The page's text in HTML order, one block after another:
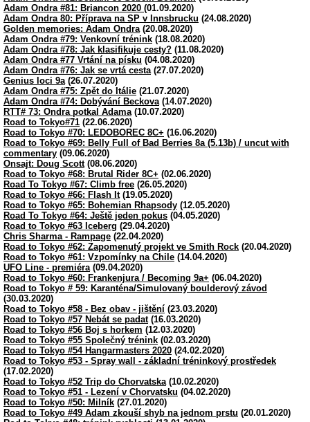
Adam Ondra #81: Briancon 2020 (01.09.2020)
Adam Ondra 80: Příprava na SP v Innsbrucku (24.08.2020)
Golden memories: Adam Ondra (20.08.2020)
Adam Ondra #79: Venkovní trénink (18.08.2020)
Adam Ondra #78: Jak klasifikuje cesty? (11.08.2020)
Adam Ondra #77 Vrtání na písku (04.08.2020)
Adam Ondra #76: Jak se vrtá cesta (27.07.2020)
Genius loci 9a (26.07.2020)
Adam Ondra #75: Zpět do Itálie (21.07.2020)
Adam Ondra #74: Dobývání Beckova (14.07.2020)
RTT# 73: Ondra potkal Adama (10.07.2020)
Road to Tokyo#71 (22.06.2020)
Road to Tokyo #70: LEDOBOREC 8C+ (16.06.2020)
Road to Tokyo #69: Belly Full of Bad Berries 8a (5.13b) / uncut with
commentary (09.06.2020)
Onsajt: Doug Scott(08.06.2020)
Road to Tokyo #68: Brutal Rider 8C+ (02.06.2020)
Road To Tokyo #67: Climb free (26.05.2020)
Road to Tokyo #66: Flash It(19.05.2020)
Road to Tokyo #65: Bohemian Rhapsody (12.05.2020)
Road To Tokyo #64: Ještě jeden pokus (04.05.2020)
Road to Tokyo #63 Iceberg (29.04.2020)
Chris Sharma - Rampage (22.04.2020)
Road to Tokyo #62: Zapomenutý projekt ve Smith Rock (20.04.2020)
Road to Tokyo #61: Vzpomínky na Chile (14.04.2020)
UFO Line - premiéra (09.04.2020)
Road to Tokyo #60: Frankenjura / Becoming 9a+ (06.04.2020)
Road to Tokyo # 59: Karanténa/Simulovaný boulderový závod
(30.03.2020)
Road to Tokyo #58 - Bez obav - jištění (23.03.2020)
Road to Tokyo #57 Nebát se padat(16.03.2020)
Road to Tokyo #56 Boj s horkem (12.03.2020)
Road to Tokyo #55 Společný trénink (02.03.2020)
Road to Tokyo #54 Hangarmasters 2020 (24.02.2020)
Road to Tokyo #53 - Spray wall - základní tréninkový prostředek
(17.02.2020)
Road to Tokyo #52 Trip do Chorvatska (10.02.2020)
Road to Tokyo #51 - Lezení v Chorvatsku (04.02.2020)
Road to Tokyo #50: Milník (27.01.2020)
Road to Tokyo #49 Adam zkouší shyb na jednom prstu (20.01.2020)